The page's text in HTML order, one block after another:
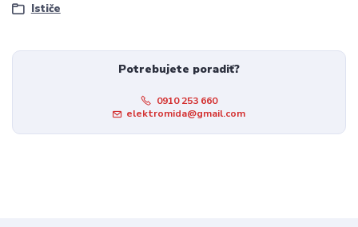
Ističe
Potrebujete poradiť?
0910 253 660
elektromida@gmail.com